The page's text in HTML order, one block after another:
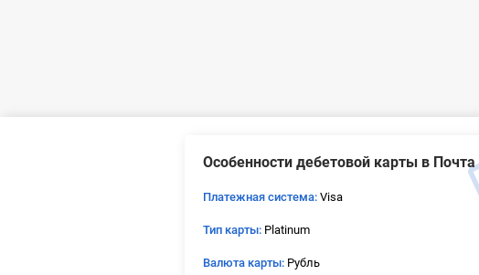
Особенности дебетовой карты в Почта
Платежная система: Visa
Тип карты: Platinum
Валюта карты: Рубль